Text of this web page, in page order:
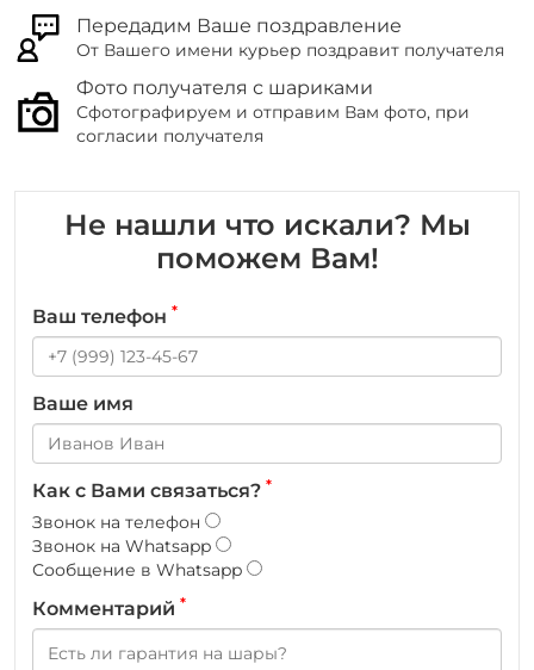
Передадим Ваше поздравление
От Вашего имени курьер поздравит получателя
Фото получателя с шариками
Сфотографируем и отправим Вам фото, при
согласии получателя
Не нашли что искали? Мы
поможем Вам!
Ваш телефон *
Ваше имя
Как с Вами связаться? *
Звонок на телефон
Звонок на Whatsapp
Сообщение в Whatsapp
Комментарий *